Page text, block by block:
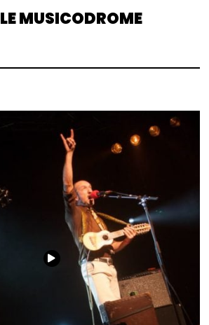
LE MUSICODROME